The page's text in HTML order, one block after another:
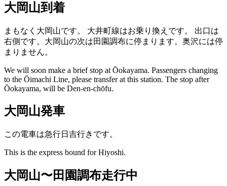
大岡山到着
まもなく大岡山です。 大井町線はお乗り換えです。
出口は
右側です。大岡山の次は田園調布に停まります。奥沢には停
まりません。
We will soon make a brief stop at Ōokayama. Passengers changing
to the Ōimachi Line, please transfer at this station. The stop after
Ōokayama, will be Den-en-chōfu.
大岡山発車
この電車は急行日吉行きです。
This is the express bound for Hiyoshi.
大岡山〜田園調布走行中